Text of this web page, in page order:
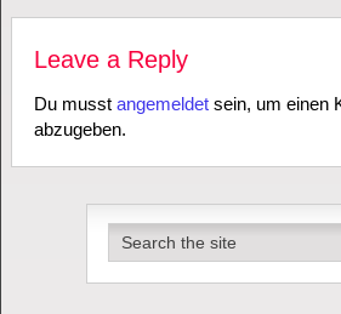
Leave a Reply
Du musst angemeldetsein, um einen
abzugeben.